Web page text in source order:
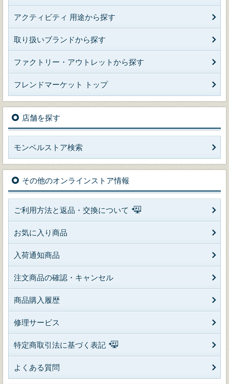
アクティビティ 用途から探す
取り扱いブランドから探す
ファクトリー・アウトレットから探す
フレンドマーケット トップ
店舗を探す
モンベルストア検索
その他のオンラインストア情報
ご利用方法と返品・交換について
お気に入り商品
入荷通知商品
注文商品の確認・キャンセル
商品購入履歴
修理サービス
特定商取引法に基づく表記
よくある質問